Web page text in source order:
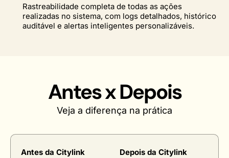
Rastreabilidade completa de todas as ações
realizadas no sistema, com logs detalhados, histórico
auditável e alertas inteligentes personalizáveis.
Antes x Depois
Veja a diferença na prática
Antes da Citylink Depois da Citylink